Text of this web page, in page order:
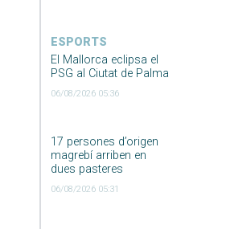
ESPORTS
El Mallorca eclipsa el
PSG al Ciutat de Palma
06/08/2026 05:36
17 persones d’origen
magrebí arriben en
dues pasteres
06/08/2026 05:31